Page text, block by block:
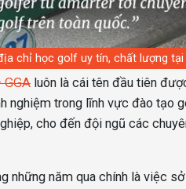
chỉ học golf uy tín, chất lượng tại
luôn là cái tên đầu tiên
nghiệm trong lĩnh vực đào tạo
cho đến đội ngũ các
những năm qua chính là việc